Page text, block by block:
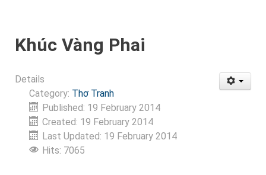
Khúc Vàng Phai
Details
Category: Thơ Tranh
Published: 19 February 2014
Created: 19 February 2014
Last Updated: 19 February 2014
Hits: 7065